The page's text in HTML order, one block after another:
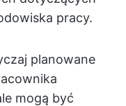
pracy.
planowane
mogą być